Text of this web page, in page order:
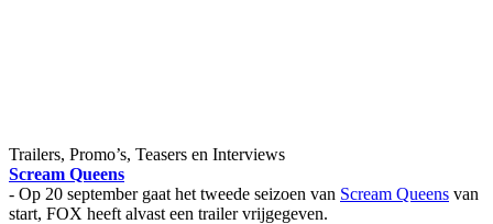
Trailers, Promo’s, Teasers en Interviews
Scream Queens
- Op 20 september gaat het tweede seizoen van Scream Queens van
start, FOX heeft alvast een trailer vrijgegeven.